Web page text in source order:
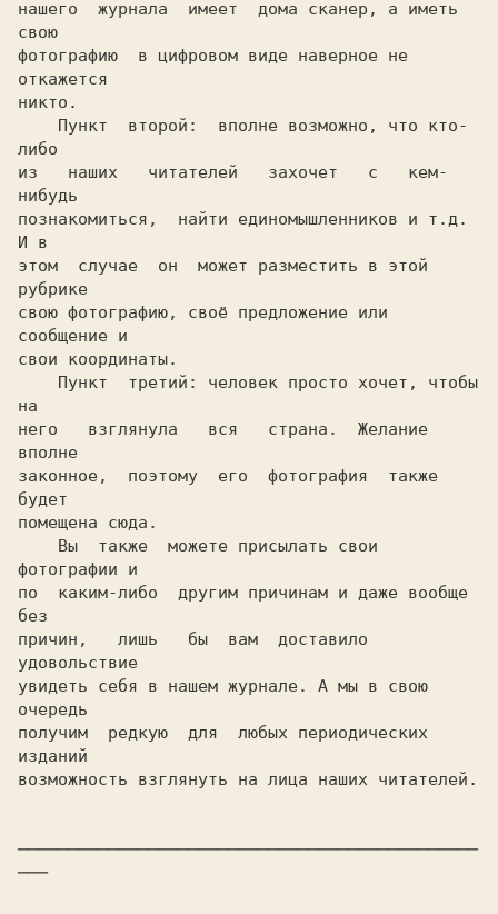
нашего  журнала  имеет  дома сканер, а иметь
свою
фотографию  в цифровом виде наверное не
откажется
никто.
либо
из   наших   читателей   захочет   с   кем-
нибудь
познакомиться,  найти единомышленников и т.д.
И в
этом  случае  он  может разместить в этой
рубрике
свою фотографию, своё предложение или
сообщение и
свои координаты.
на
него   взглянула   вся   страна.  Желание
вполне
законное,  поэтому  его  фотография  также
будет
помещена сюда.
фотографии и
по  каким-либо  другим причинам и даже вообще
без
причин,   лишь   бы  вам  доставило
удовольствие
увидеть себя в нашем журнале. А мы в свою
очередь
получим  редкую  для  любых периодических
изданий
возможность взглянуть на лица наших читателей.
──────────────────────────────────────────────
───